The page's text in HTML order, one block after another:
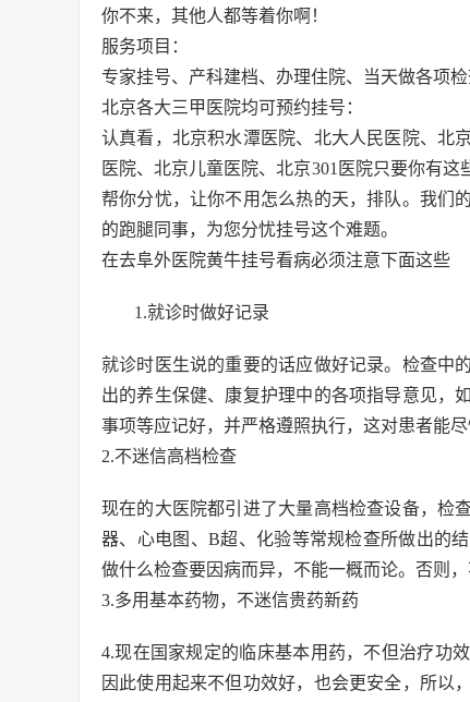
你不来，其他人都等着你啊！
服务项目：
专家挂号、产科建档、办理住院、当天做各项检
北京各大三甲医院均可预约挂号：
认真看，北京积水潭医院、北大人民医院、北
医院、北京儿童医院、北京301医院只要你有
帮你分忧，让你不用怎么热的天，排队。我们
的跑腿同事，为您分忧挂号这个难题。
在去阜外医院黄牛挂号看病必须注意下面这些
1.就诊时做好记录
就诊时医生说的重要的话应做好记录。检查中
出的养生保健、康复护理中的各项指导意见，
事项等应记好，并严格遵照执行，这对患者能尽
2.不迷信高档检查
现在的大医院都引进了大量高档检查设备，检
器、心电图、B超、化验等常规检查所做出的
做什么检查要因病而异，不能一概而论。否则
3.多用基本药物，不迷信贵药新药
4.现在国家规定的临床基本用药，不但治疗功
因此使用起来不但功效好，也会更安全，所以